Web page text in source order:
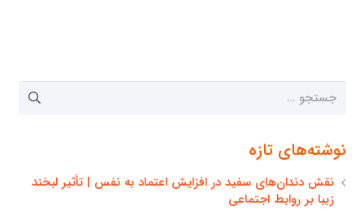
جستجو
نوشته‌های تازه
نقش دندان‌های سفید در افزایش اعتماد به نفس | تأثیر لبخند
زیبا بر روابط اجتماعی